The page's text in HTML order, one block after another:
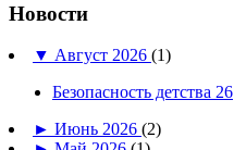
Новости
▼ Август 2026 (1)
Безопасность детства 26
► Июнь 2026 (2)